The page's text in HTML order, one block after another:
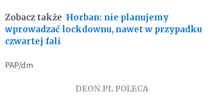
Zobacz także Horban: nie planujemy
wprowadzać lockdownu, nawet w przypadku
czwartej fali
PAP/dm
DEON.PL POLECA